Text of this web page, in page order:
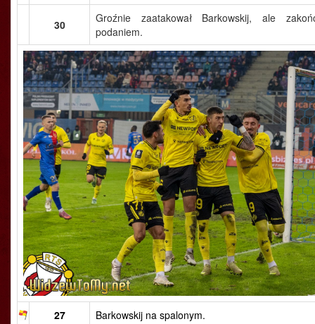
30
Groźnie zaatakował Barkowskij, ale
podaniem.
27
Barkowskij na spalonym.